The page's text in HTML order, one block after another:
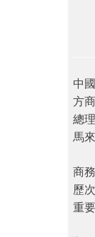
中
方
總
馬
商
歷
重